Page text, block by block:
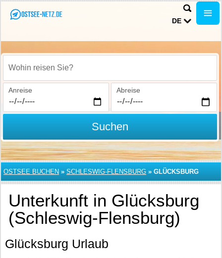
DE
Wohin reisen Sie?
Anreise Abreise
Suchen
OSTSEE BUCHEN » SCHLESWIG-FLENSBURG » GLÜCKSBURG
Unterkunft in Glücksburg
(Schleswig-Flensburg)
Glücksburg Urlaub